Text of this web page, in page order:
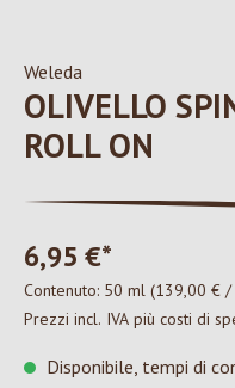
Weleda
OLIVELLO
ROLL ON
6,95 €*
Contenuto: 50 ml (139,00 € /
Prezzi incl. IVA più costi di
Disponibile, tempi di